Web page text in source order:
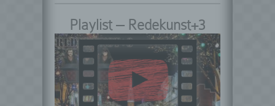
Playlist – Redekunst+3
Verantwortlichen, dem Auftragsverarbeiter
und den Personen, die unter der
unmittelbaren Verantwortung des
Verantwortlichen oder des
Auftragsverarbeiters befugt sind, die
personenbezogenen Daten zu verarbeiten.
k) Einwilligung